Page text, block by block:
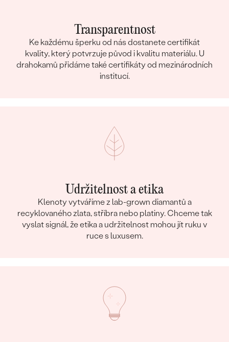
Transparentnost
Ke každému šperku od nás dostanete certifikát
kvality, který potvrzuje původ i kvalitu materiálu. U
drahokamů přidáme také certifikáty od mezinárodních
institucí.
Udržitelnost a etika
Klenoty vytváříme z lab-grown diamantů a
recyklovaného zlata, stříbra nebo platiny. Chceme tak
vyslat signál, že etika a udržitelnost mohou jít ruku v
ruce s luxusem.